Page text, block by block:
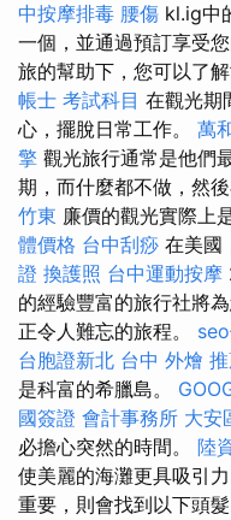
中按摩排毒 腰傷 kl.ig中
一個，並通過預訂享受您
旅的幫助下，您可以了
帳士 考試科目 在觀光期
心，擺脫日常工作。 萬
擎 觀光旅行通常是他們
期，而什麼都不做，然
竹東 廉價的觀光實際上
體價格 台中刮痧 在美國
證 換護照 台中運動按摩
的經驗豐富的旅行社將
正令人難忘的旅程。
台胞證新北 台中 外燴
是科富的希臘島。
國簽證 會計事務所 大安
必擔心突然的時間。 陸
使美麗的海灘更具吸引
重要，則會找到以下頭